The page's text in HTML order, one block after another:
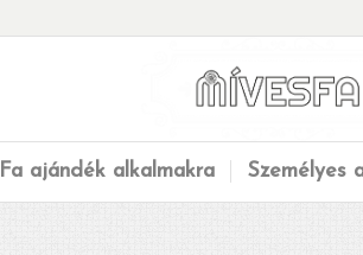
Fa ajándék alkalmakra Személyes